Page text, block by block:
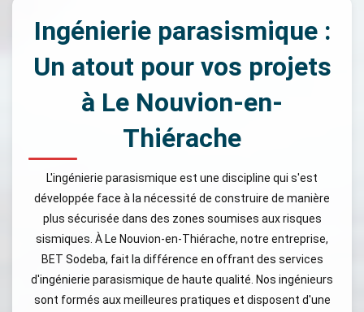
Ingénierie parasismique :
Un atout pour vos projets
à Le Nouvion-en-
Thiérache
L'ingénierie parasismique est une discipline qui s'est
développée face à la nécessité de construire de manière
plus sécurisée dans des zones soumises aux risques
sismiques. À Le Nouvion-en-Thiérache, notre entreprise,
BET Sodeba, fait la différence en offrant des services
d'ingénierie parasismique de haute qualité. Nos ingénieurs
sont formés aux meilleures pratiques et disposent d'une